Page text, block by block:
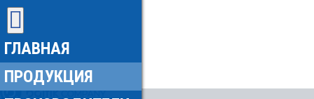
ГЛАВНАЯ
ПРОДУКЦИЯ